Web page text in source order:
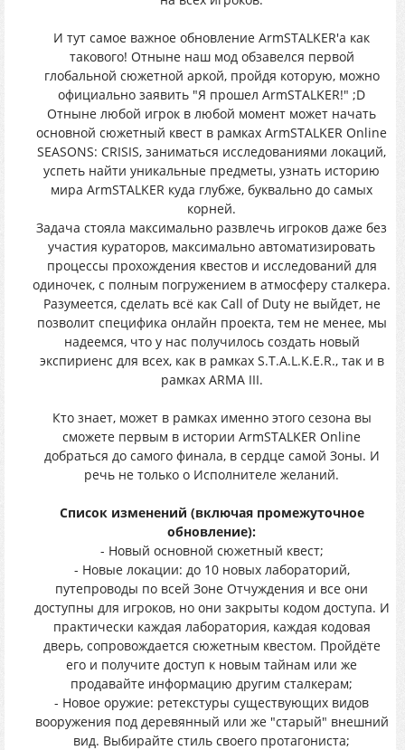
И тут самое важное обновление ArmSTALKER'а как
такового! Отныне наш мод обзавелся первой
глобальной сюжетной аркой, пройдя которую, можно
официально заявить "Я прошел ArmSTALKER!" ;D
Отныне любой игрок в любой момент может начать
основной сюжетный квест в рамках ArmSTALKER Online
SEASONS: CRISIS, заниматься исследованиями локаций,
успеть найти уникальные предметы, узнать историю
мира ArmSTALKER куда глубже, буквально до самых
корней.
Задача стояла максимально развлечь игроков даже без
участия кураторов, максимально автоматизировать
процессы прохождения квестов и исследований для
одиночек, с полным погружением в атмосферу сталкера.
Разумеется, сделать всё как Call of Duty не выйдет, не
позволит специфика онлайн проекта, тем не менее, мы
надеемся, что у нас получилось создать новый
экспириенс для всех, как в рамках S.T.A.L.K.E.R., так и в
рамках ARMA III.
Кто знает, может в рамках именно этого сезона вы
сможете первым в истории ArmSTALKER Online
добраться до самого финала, в сердце самой Зоны. И
речь не только о Исполнителе желаний.
Список изменений (включая промежуточное
обновление):
- Новый основной сюжетный квест;
- Новые локации: до 10 новых лабораторий,
путепроводы по всей Зоне Отчуждения и все они
доступны для игроков, но они закрыты кодом доступа. И
практически каждая лаборатория, каждая кодовая
дверь, сопровождается сюжетным квестом. Пройдёте
его и получите доступ к новым тайнам или же
продавайте информацию другим сталкерам;
- Новое оружие: ретекстуры существующих видов
вооружения под деревянный или же "старый" внешний
вид. Выбирайте стиль своего протагониста;